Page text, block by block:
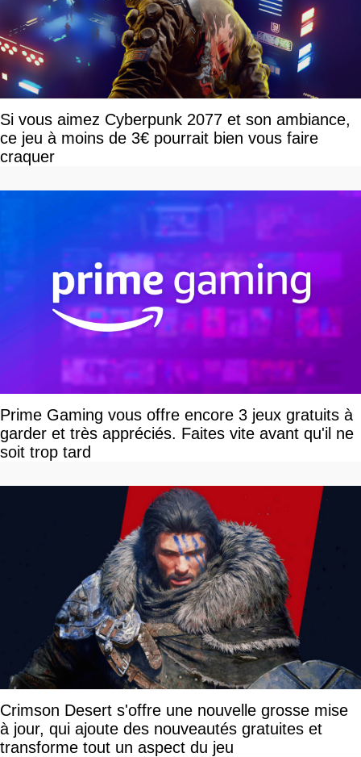
Si vous aimez Cyberpunk 2077 et son ambiance,
ce jeu à moins de 3€ pourrait bien vous faire
craquer
Prime Gaming vous offre encore 3 jeux gratuits à
garder et très appréciés. Faites vite avant qu'il ne
soit trop tard
Crimson Desert s'offre une nouvelle grosse mise
à jour, qui ajoute des nouveautés gratuites et
transforme tout un aspect du jeu